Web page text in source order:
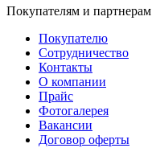
Покупателям и партнерам
Покупателю
Сотрудничество
Контакты
О компании
Прайс
Фотогалерея
Вакансии
Договор оферты